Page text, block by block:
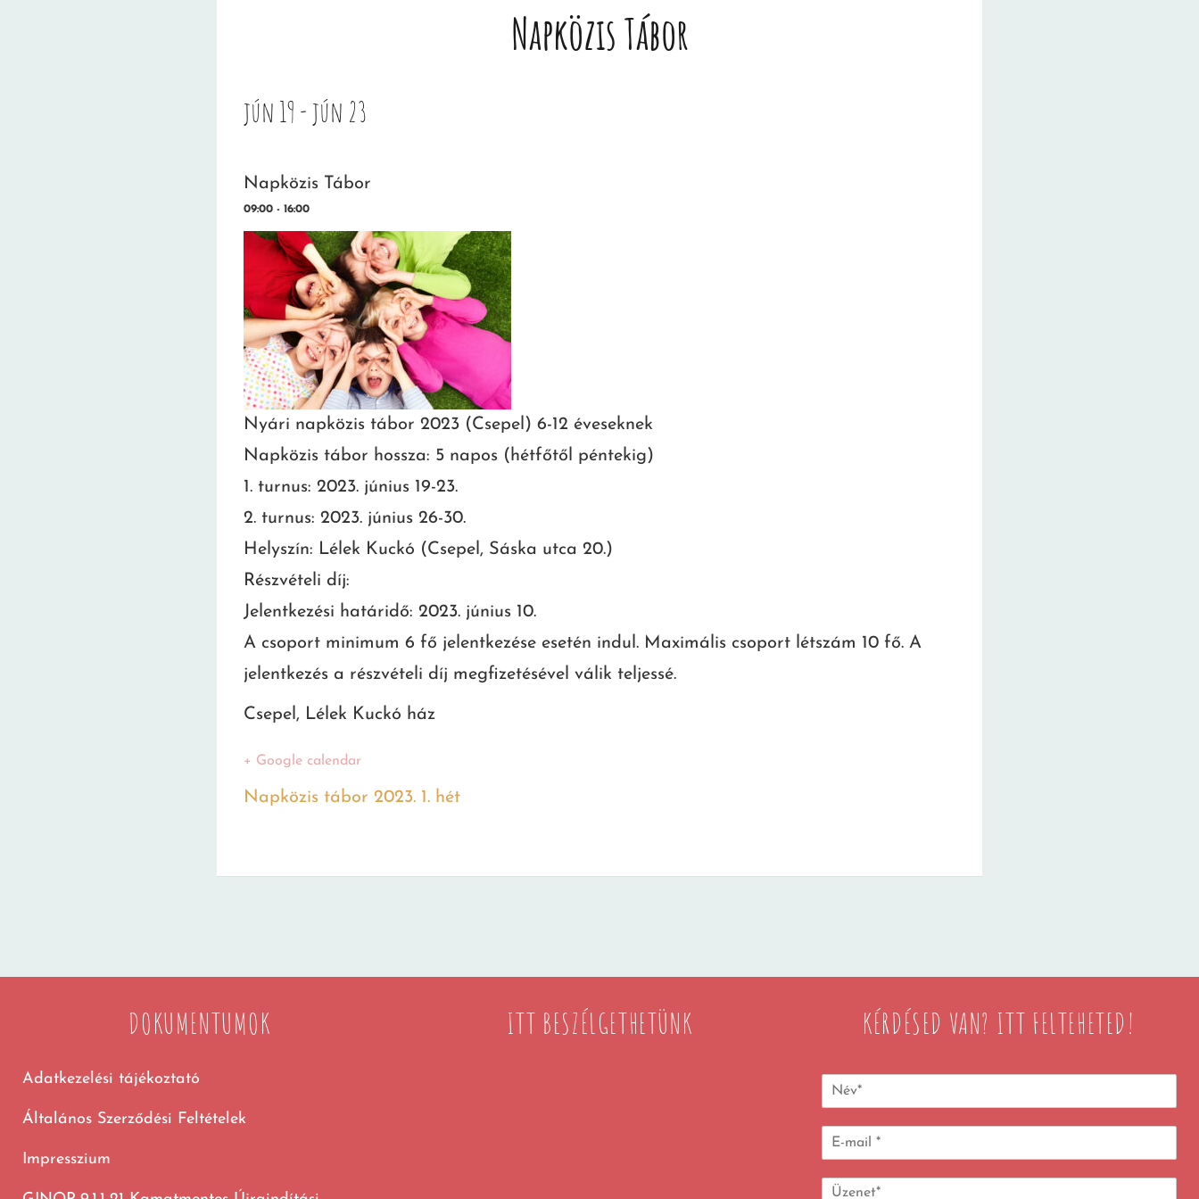
Napközis Tábor
jún 19 - jún 23
Napközis Tábor
09:00 - 16:00
Nyári napközis tábor 2023 (Csepel) 6-12 éveseknek
Napközis tábor hossza: 5 napos (hétfőtől péntekig)
1. turnus: 2023. június 19-23.
2. turnus: 2023. június 26-30.
Helyszín: Lélek Kuckó (Csepel, Sáska utca 20.)
Részvételi díj:
Jelentkezési határidő: 2023. június 10.
A csoport minimum 6 fő jelentkezése esetén indul. Maximális csoport létszám 10 fő. A
jelentkezés a részvételi díj megfizetésével válik teljessé.
Csepel, Lélek Kuckó ház
+ Google calendar
Napközis tábor 2023. 1. hét
DOKUMENTUMOK
Adatkezelési tájékoztató
Általános Szerződési Feltételek
Impresszium
ITT BESZÉLGETHETÜNK KÉRDÉSED VAN? ITT FELTEHETED!
N